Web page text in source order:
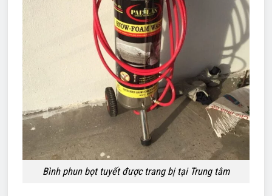
Bình phun bọt tuyết được trang bị tại Trung tâm